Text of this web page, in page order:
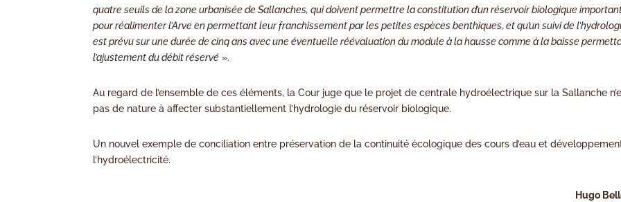
quatre seuils de la zone urbanisée de Sallanches, qui doivent permettre la constitution d’un réservoir biologique
pour réalimenter l’Arve en permettant leur franchissement par les petites espèces benthiques, et qu’un suivi de
est prévu sur une durée de cinq ans avec une éventuelle réévaluation du module à la hausse comme à la baisse
l’ajustement du débit réservé ».
Au regard de l’ensemble de ces éléments, la Cour juge que le projet de centrale hydroélectrique sur la Sallanche
pas de nature à affecter substantiellement l’hydrologie du réservoir biologique.
Un nouvel exemple de conciliation entre préservation de la continuité écologique des cours d’eau et
l’hydroélectricité.
Hugo